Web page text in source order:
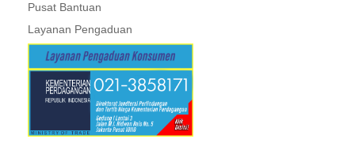
Pusat Bantuan
Layanan Pengaduan